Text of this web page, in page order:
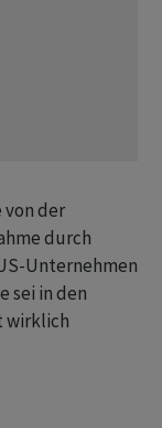
von der
durch
Unternehmen
sei in den
wirklich